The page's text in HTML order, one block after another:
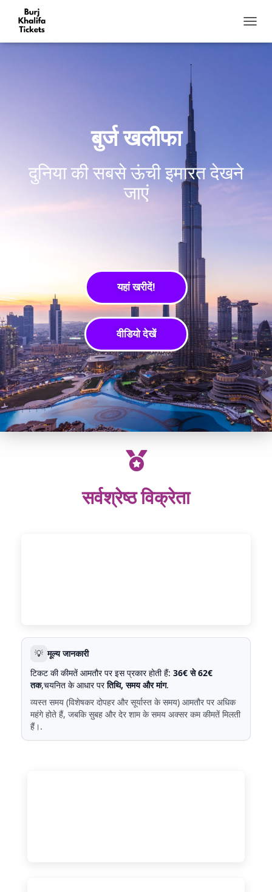
ग
बुर्ज खलीफा
दुनिया की सबसे ऊंची इमारत देखने
जाएं
यहां खरीदें!
वीडियो देखें
सर्वश्रेष्ठ विक्रेता
💡 मूल्य जानकारी
टिकट की कीमतें आमतौर पर इस प्रकार होती हैं: 36€ से 62€
तक,चयनित के आधार परतिथि, समय और मांग.
व्यस्त समय (विशेषकर दोपहर और सूर्यास्त के समय) आमतौर पर अधिक
महंगे होते हैं, जबकि सुबह और देर शाम के समय अक्सर कम कीमतें मिलती
हैं।.